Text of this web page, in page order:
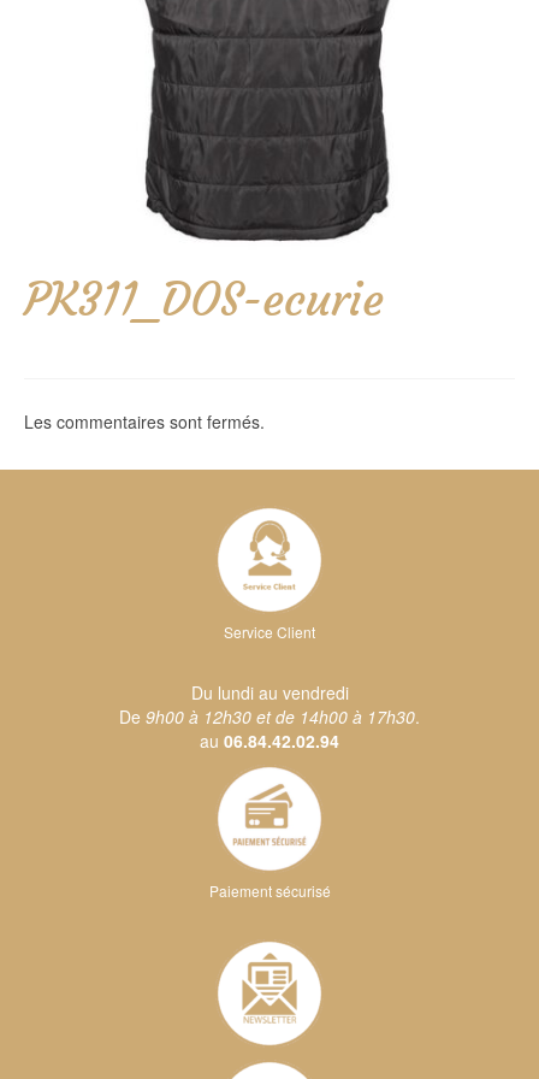
PK311_DOS-ecurie
Les commentaires sont fermés.
Service Client
Du lundi au vendredi
De 9h00 à 12h30 et de 14h00 à 17h30.
au 06.84.42.02.94
Paiement sécurisé